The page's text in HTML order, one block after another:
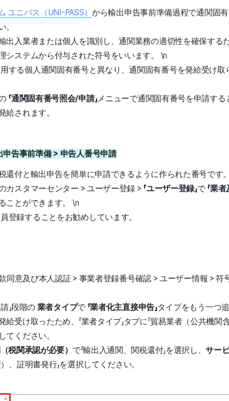
ユニパス（UNI-PASS）から輸出申告事前準備過程で通関固
。
出入業者または個人を識別し、通関業務の適切性を確保する
システムから付与された符号をいいます。 \n
する個人通関固有番号と異なり、通関固有番号を発給受け取
「通関固有番号照会/申請」メニューで通関固有番号を申請す
給されます。
申告事前準備 > 申告人番号申請
還付と輸出申告を簡単に申請できるように作られた番号です
カスタマーセンター > ユーザー登録 > 「ユーザー登録」で「業者
ことができます。 \n
登録することをお勧めしています。
同意及び本人認証 > 事業者登録番号確認 > ユーザー情報 > 符
」段階の 業者タイプで 「業者化主直接申告」タイプをもう一つ
受け取ったため、「業者タイプ」タブに「貿易業者（公共機関
てください。
税関承認が必要） で「輸出入通関、関税還付」を選択し、サー
、証明書発行」を選択してください。